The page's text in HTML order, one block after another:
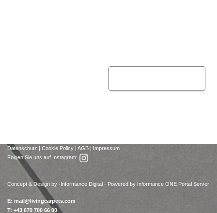
Datenschutz | Cookie Policy | AGB | Impressum
Folgen Sie uns auf Instagram:
Concept & Design by -Informance Digital - Powered by Informance ONE Portal Server
E: mail@livingcarpets.com
T: +43 670 700 66 00